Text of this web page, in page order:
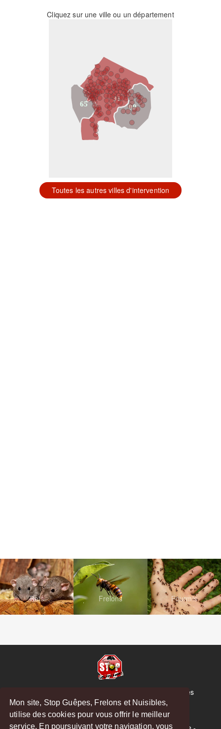
Mon site, Stop Guêpes, Frelons et Nuisibles,
utilise des cookies pour vous offrir le meilleur
service. En poursuivant votre navigation, vous
Cliquez sur une ville ou un département
31
09
65
Toutes les autres villes d'intervention
Rats Frelons Fourmis
© Copyright 2026 Stop Guêpes, Frelons et Nuisibles
Mentions légales
Créé parMattWeb